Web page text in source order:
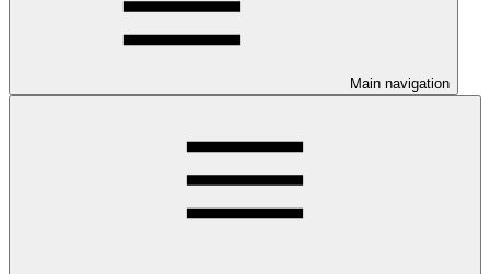
Main navigation